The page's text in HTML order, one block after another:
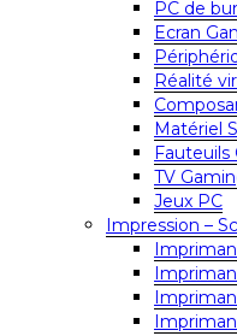
PC de
Ecran
Réalité
Matériel
Fauteuils
TV
Jeux PC
Impression –